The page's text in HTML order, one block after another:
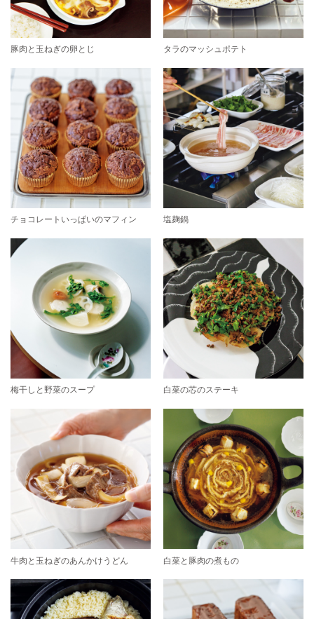
豚肉と玉ねぎの卵とじ タラのマッシュポテト
チョコレートいっぱいのマフィン 塩麹鍋
梅干しと野菜のスープ 白菜の芯のステーキ
牛肉と玉ねぎのあんかけうどん 白菜と豚肉の煮もの